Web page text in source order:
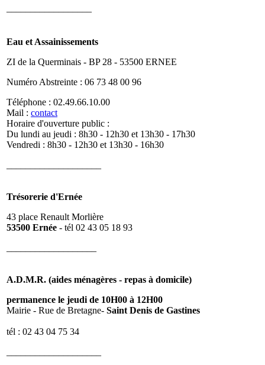
Eau et Assainissements
ZI de la Querminais - BP 28 - 53500 ERNEE
Numéro Abstreinte : 06 73 48 00 96
Téléphone : 02.49.66.10.00
Mail : contact
Horaire d'ouverture public :
Du lundi au jeudi : 8h30 - 12h30 et 13h30 - 17h30
Vendredi : 8h30 - 12h30 et 13h30 - 16h30
Trésorerie d'Ernée
43 place Renault Morlière
53500 Ernée - tél 02 43 05 18 93
A.D.M.R. (aides ménagères - repas à domicile)
permanence le jeudi de 10H00 à 12H00
Mairie - Rue de Bretagne- Saint Denis de Gastines
tél : 02 43 04 75 34